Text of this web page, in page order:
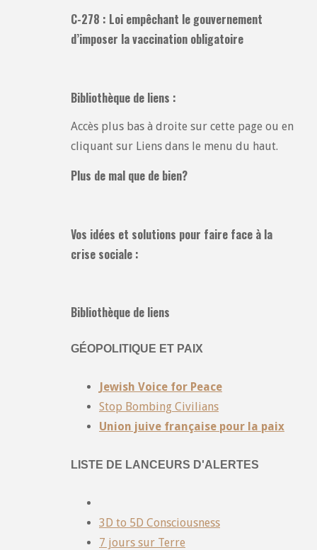
C-278 : Loi empêchant le gouvernement
d’imposer la vaccination obligatoire
Bibliothèque de liens :
Accès plus bas à droite sur cette page ou en
cliquant sur Liens dans le menu du haut.
Plus de mal que de bien?
Vos idées et solutions pour faire face à la
crise sociale :
Bibliothèque de liens
GÉOPOLITIQUE ET PAIX
Jewish Voice for Peace
Stop Bombing Civilians
Union juive française pour la paix
LISTE DE LANCEURS D'ALERTES
3D to 5D Consciousness
7 jours sur Terre